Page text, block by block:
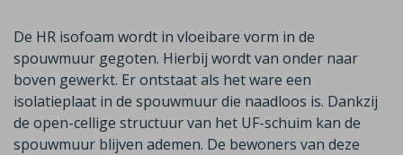
De HR isofoam wordt in vloeibare vorm in de
spouwmuur gegoten. Hierbij wordt van onder naar
boven gewerkt. Er ontstaat als het ware een
isolatieplaat in de spouwmuur die naadloos is. Dankzij
de open-cellige structuur van het UF-schuim kan de
spouwmuur blijven ademen. De bewoners van deze